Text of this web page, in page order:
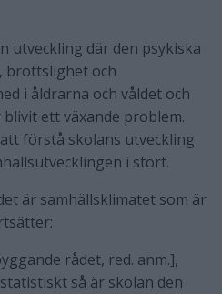
utveckling där den psykiska
brottslighet och
i åldrarna och våldet och
ett växande problem.
förstå skolans utveckling
i stort.
är samhällsklimatet som är
rådet, red. anm.],
så är skolan den